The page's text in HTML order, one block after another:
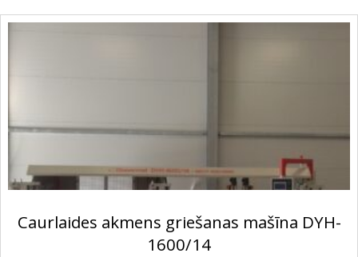
Caurlaides akmens griešanas mašīna DYH-
1600/14